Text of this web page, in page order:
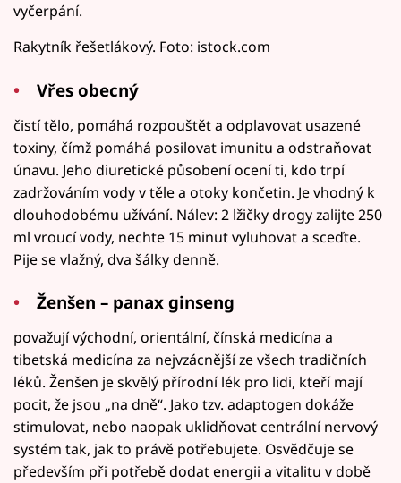
vyčerpání.
Rakytník řešetlákový. Foto: istock.com
Vřes obecný
čistí tělo, pomáhá rozpouštět a odplavovat usazené
toxiny, čímž pomáhá posilovat imunitu a odstraňovat
únavu. Jeho diuretické působení ocení ti, kdo trpí
zadržováním vody v těle a otoky končetin. Je vhodný k
dlouhodobému užívání. Nálev: 2 lžičky drogy zalijte 250
ml vroucí vody, nechte 15 minut vyluhovat a sceďte.
Pije se vlažný, dva šálky denně.
Ženšen – panax ginseng
považují východní, orientální, čínská medicína a
tibetská medicína za nejvzácnější ze všech tradičních
léků. Ženšen je skvělý přírodní lék pro lidi, kteří mají
pocit, že jsou „na dně“. Jako tzv. adaptogen dokáže
stimulovat, nebo naopak uklidňovat centrální nervový
systém tak, jak to právě potřebujete. Osvědčuje se
především při potřebě dodat energii a vitalitu v době